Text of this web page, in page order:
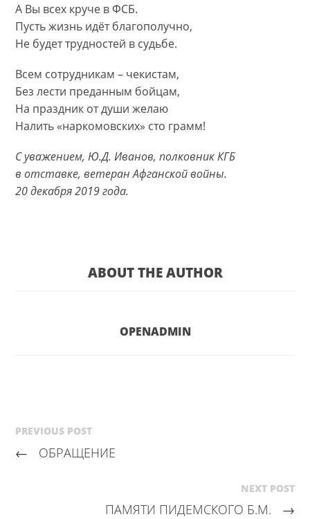
А Вы всех круче в ФСБ.
Пусть жизнь идёт благополучно,
Не будет трудностей в судьбе.
Всем сотрудникам – чекистам,
Без лести преданным бойцам,
На праздник от души желаю
Налить «наркомовских» сто грамм!
С уважением, Ю.Д. Иванов, полковник КГБ
в отставке, ветеран Афганской войны.
20 декабря 2019 года.
ABOUT THE AUTHOR
OPENADMIN
PREVIOUS POST
← ОБРАЩЕНИЕ
NEXT POST
ПАМЯТИ ПИДЕМСКОГО Б.М. →